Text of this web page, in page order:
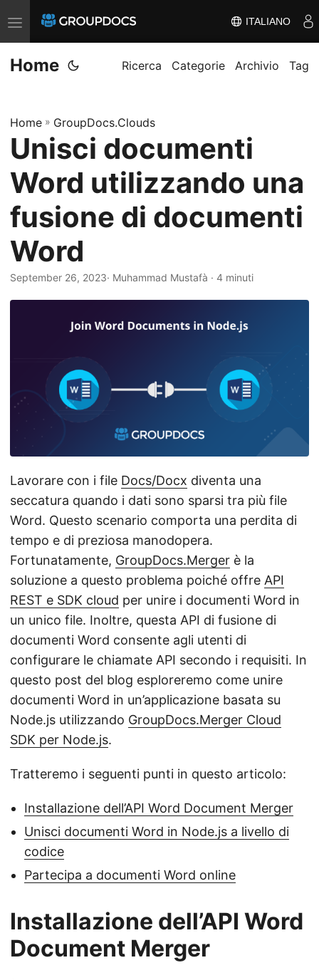
A
t
t
a
d
i
s
a
t
t
i
v
a
a
z
i
o
n
e
ITALIANO
Home Ricerca Categorie Archivio Tag
Home » GroupDocs.Clouds
Unisci documenti
Word utilizzando una
fusione di documenti
Word
September 26, 2023· Muhammad Mustafà · 4 minuti
Lavorare con i file Docs/Docx diventa una
seccatura quando i dati sono sparsi tra più file
Word. Questo scenario comporta una perdita di
tempo e di preziosa manodopera.
Fortunatamente, GroupDocs.Merger è la
soluzione a questo problema poiché offre API
REST e SDK cloud per unire i documenti Word in
un unico file. Inoltre, questa API di fusione di
documenti Word consente agli utenti di
configurare le chiamate API secondo i requisiti. In
questo post del blog esploreremo come unire
documenti Word in un’applicazione basata su
Node.js utilizzando GroupDocs.Merger Cloud
SDK per Node.js.
Tratteremo i seguenti punti in questo articolo:
Installazione dell’API Word Document Merger
Unisci documenti Word in Node.js a livello di
codice
Partecipa a documenti Word online
Installazione dell’API Word
Document Merger